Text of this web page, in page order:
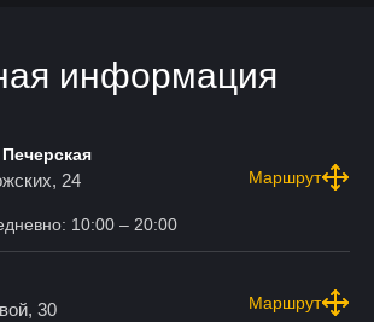
информация
24 Маршрут
10:00 – 20:00
30 Маршрут